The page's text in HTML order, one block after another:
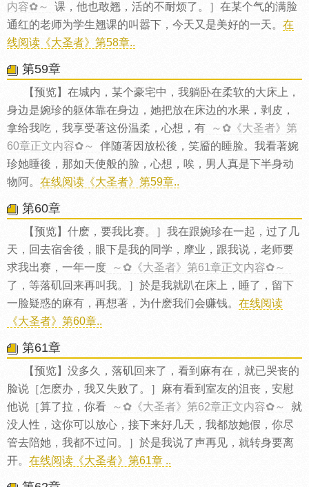
内容✿～
课，他也敢翘，活的不耐烦了。］在某个气的满脸
通红的老师为学生翘课的叫嚣下，今天又是美好的一天。 在
线阅读《大圣者》第58章..
第59章
【预览】在城内，某个豪宅中，我躺卧在柔软的大床上，
身边是婉珍的躯体靠在身边，她把放在床边的水果，剥皮，
拿给我吃，我享受著这份温柔，心想，有
～✿《大圣者》第
60章正文内容✿～
伴随著因放松後，笑靥的睡脸。我看著婉
珍她睡後，那如天使般的脸，心想，唉，男人真是下半身动
物阿。 在线阅读《大圣者》第59章..
第60章
【预览】什麽，要我比赛。］我在跟婉珍在一起，过了几
天，回去宿舍後，眼下是我的同学，摩业，跟我说，老师要
求我出赛，一年一度
～✿《大圣者》第61章正文内容✿～
了，等落矶回来再叫我。］於是我就趴在床上，睡了，留下
一脸疑惑的麻有，再想著，为什麽我们会赚钱。 在线阅读
《大圣者》第60章..
第61章
【预览】没多久，落矶回来了，看到麻有在，就已哭丧的
脸说［怎麽办，我又失败了。］麻有看到室友的沮丧，安慰
他说［算了拉，你看
～✿《大圣者》第62章正文内容✿～
就
没人性，这你可以放心，接下来好几天，我都放她假，你尽
管去陪她，我都不过问。］於是我说了声再见，就转身要离
开。 在线阅读《大圣者》第61章 ..